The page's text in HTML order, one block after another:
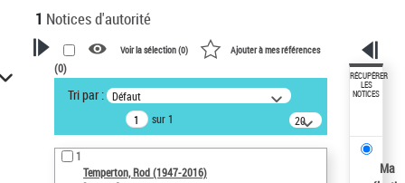
1 Notices d'autorité
VOTRE RECHERCHE
Recherche avancée dans les
notices d’autorité
Œuvres liées à l'auteur :
Temperton, Rod (1947-2016)
Voir la sélection (0) Ajouter à mes références
(0)
Tri par : Défaut
sur 1
20
résultats/page
1
Temperton, Rod (1947-2016)
RÉCUPÉRER
LES
NOTICES
Ma